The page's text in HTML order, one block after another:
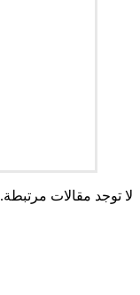
لا توجد مقالات مرتبطة.